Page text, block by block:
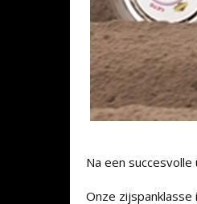
Na een
Onze zijspanklasse